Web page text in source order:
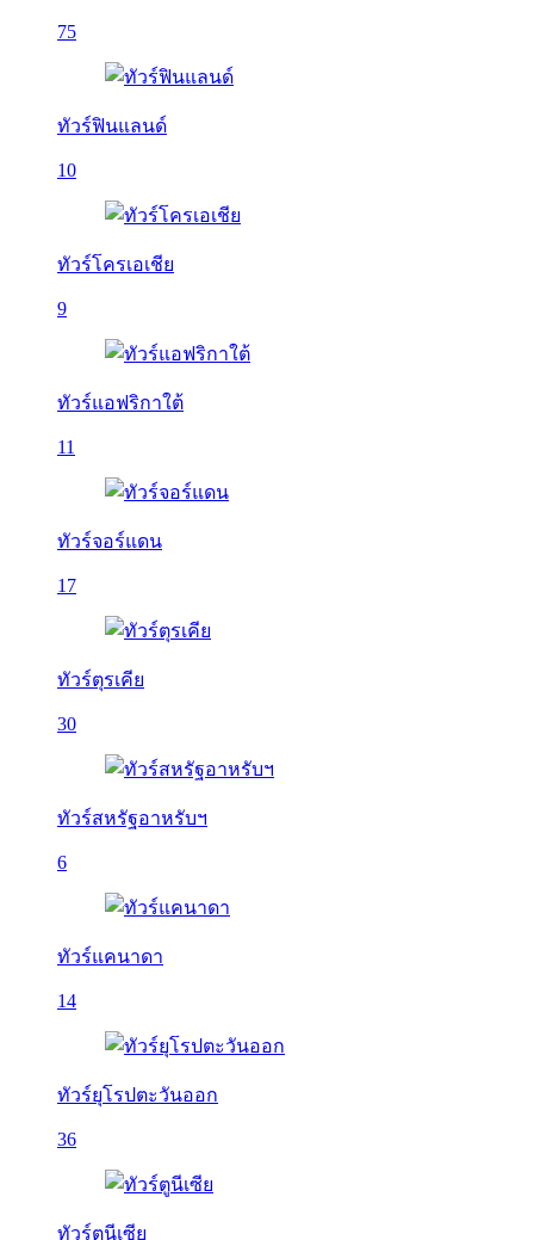
75
ทัวร์ฟินแลนด์
10
ทัวร์โครเอเชีย
9
ทัวร์แอฟริกาใต้
11
ทัวร์จอร์แดน
17
ทัวร์ตุรเคีย
30
ทัวร์สหรัฐอาหรับฯ
6
ทัวร์แคนาดา
14
ทัวร์ยุโรปตะวันออก
36
ทัวร์ตูนีเซีย